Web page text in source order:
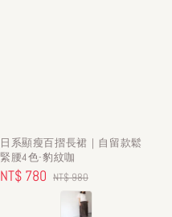
日系顯瘦百摺長裙｜自留款鬆
緊腰4色-豹紋咖
Sale
NT$ 780 Regular
price
NT$ 980